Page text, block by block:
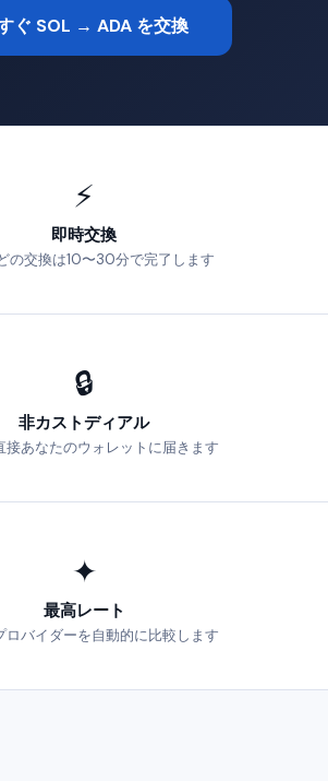
ぐ SOL → ADA を交換
⚡
即時交換
の交換は10〜30分で完了します
🔒
非カストディアル
接あなたのウォレットに届きます
✦
最高レート
ロバイダーを自動的に比較します